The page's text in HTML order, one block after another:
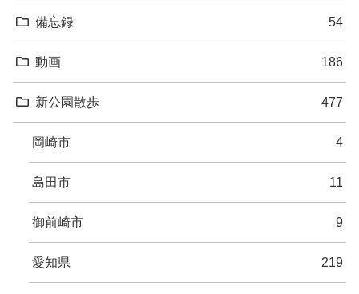
備忘録 54
動画 186
新公園散歩 477
岡崎市 4
島田市 11
御前崎市 9
愛知県 219